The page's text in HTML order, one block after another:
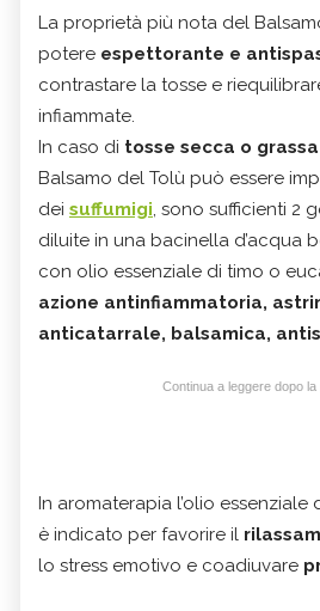
La proprietà più nota del
potere espettorante e
contrastare la tosse e
infiammate.
In caso di tosse secca o grassa
Balsamo del Tolù può essere
dei suffumigi, sono sufficienti 2
diluite in una bacinella d’acqua
con olio essenziale di timo o
azione antinfiammatoria,
anticatarrale, balsamica,
Continua a leggere dopo la
In aromaterapia l’olio essenziale
è indicato per favorire il
lo stress emotivo e coadiuvare